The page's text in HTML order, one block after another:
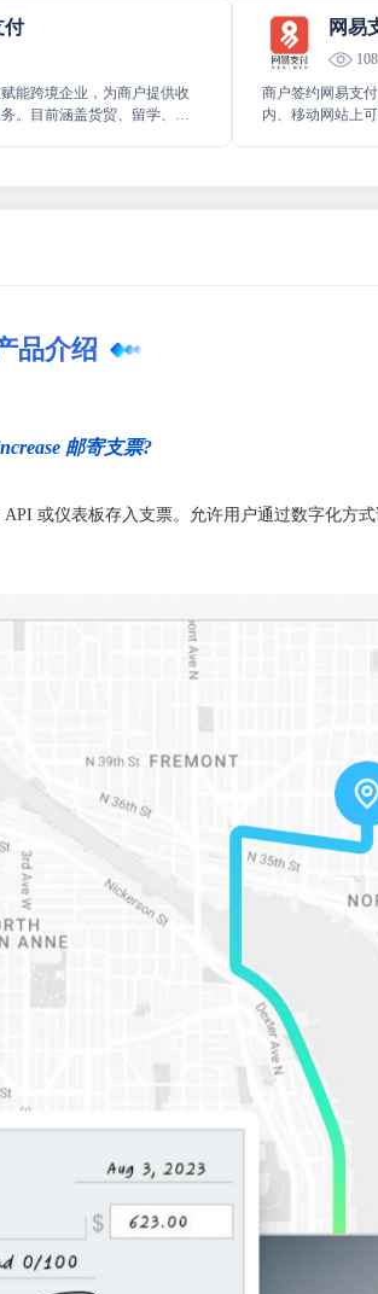
付
能跨境企业，为商户提供收
。目前涵盖货贸、留学、酒
网易
108
商户签约网易支
内、移动网站上
品介绍
邮寄支票?
或仪表板存入支票。允许用户通过数字化方